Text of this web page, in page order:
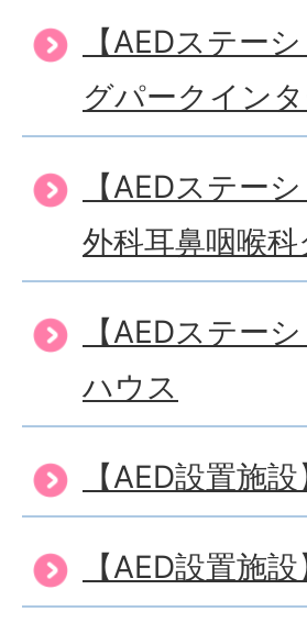
【AEDステー
グパークイン
【AEDステー
外科耳鼻咽喉
【AEDステー
ハウス
【AED設置施
【AED設置施